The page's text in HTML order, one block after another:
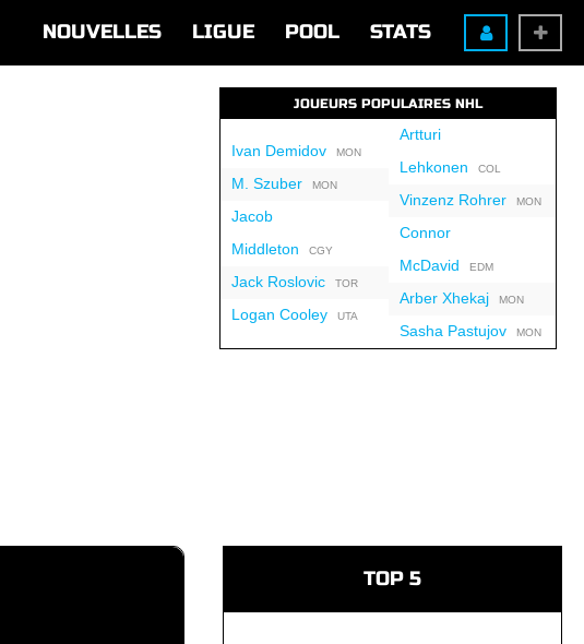
NOUVELLES LIGUE POOL STATS
JOUEURS POPULAIRES NHL
Ivan DemidovMON
M. SzuberMON
Jacob
Middleton CGY
Jack RoslovicTOR
Logan CooleyUTA
Artturi
Lehkonen COL
Vinzenz RohrerMON
Connor
McDavid EDM
Arber XhekajMON
Sasha PastujovMON
TOP 5